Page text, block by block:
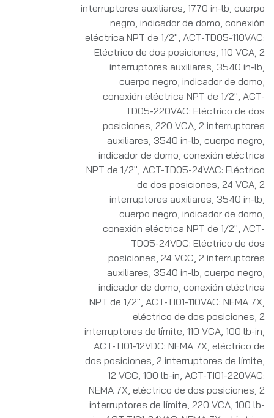
interruptores auxiliares, 1770 in-lb, cuerpo
negro, indicador de domo, conexión
eléctrica NPT de 1/2" ACT-TD05-110VAC:
Eléctrico de dos posiciones, 110 VCA, 2
interruptores auxiliares, 3540 in-lb,
cuerpo negro, indicador de domo,
conexión eléctrica NPT de 1/2" ACT-
TD05-220VAC: Eléctrico de dos
posiciones, 220 VCA, 2 interruptores
auxiliares, 3540 in-lb, cuerpo negro,
indicador de domo, conexión eléctrica
NPT de 1/2" ACT-TD05-24VAC: Eléctrico
de dos posiciones, 24 VCA, 2
interruptores auxiliares, 3540 in-lb,
cuerpo negro, indicador de domo,
conexión eléctrica NPT de 1/2" ACT-
TD05-24VDC: Eléctrico de dos
posiciones, 24 VCC, 2 interruptores
auxiliares, 3540 in-lb, cuerpo negro,
indicador de domo, conexión eléctrica
NPT de 1/2" ACT-TI01-110VAC: NEMA 7X,
eléctrico de dos posiciones, 2
interruptores de límite, 110 VCA, 100 lb-in
ACT-TI01-12VDC: NEMA 7X, eléctrico de
dos posiciones, 2 interruptores de límite,
12 VCC, 100 lb-in ACT-TI01-220VAC:
NEMA 7X, eléctrico de dos posiciones, 2
interruptores de límite, 220 VCA, 100 lb-